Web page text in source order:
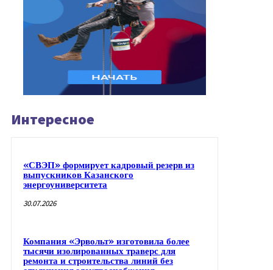
Интересное
«СВЭП» формирует кадровый резерв из
выпускников Казанского
энергоуниверситета
30.07.2026
Компания «Эрвольт» изготовила более
тысячи изолированных траверс для
ремонта и строительства линий без